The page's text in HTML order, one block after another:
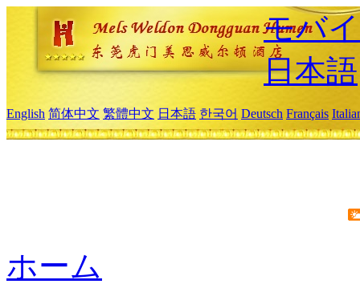
モバ
日本語
English 简体中文 繁體中文 日本語 한국어 Deutsch Français
ホーム